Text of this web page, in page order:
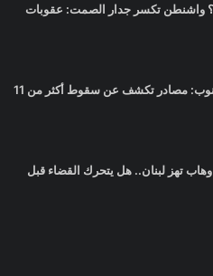
واشنطن تكسر جدار الصمت: عقوبات
مجزرة في الجنوب: مصادر تكشف عن سقوط أكثر من 11
وهاب تهز لبنان.. هل يتحرك القضاء قبل